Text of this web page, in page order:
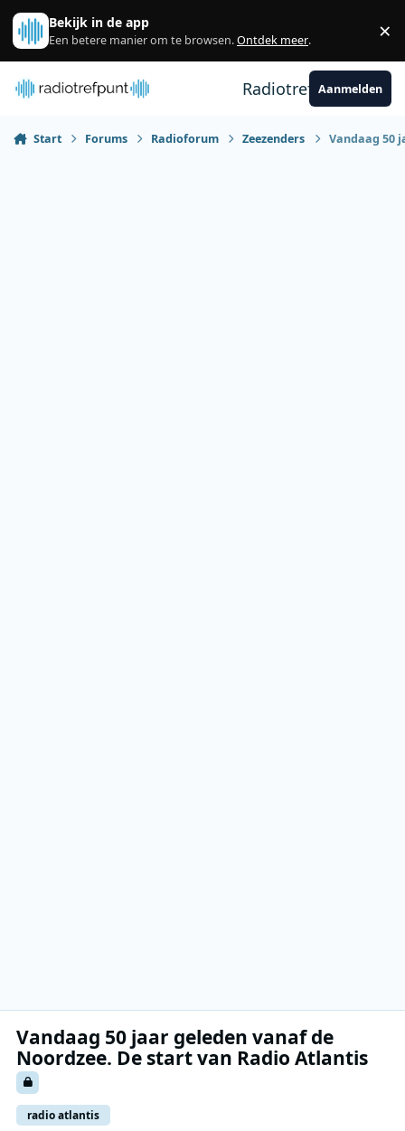
Spring naar bijdragen
Bekijk in de app
Een betere manier om te browsen.Ontdek meer. ×
RadiotrefpuntAanmelden
Start Forums Radioforum Zeezenders Vandaag 50
Vandaag 50 jaar geleden vanaf de
Noordzee. De start van Radio Atlantis
radio atlantis